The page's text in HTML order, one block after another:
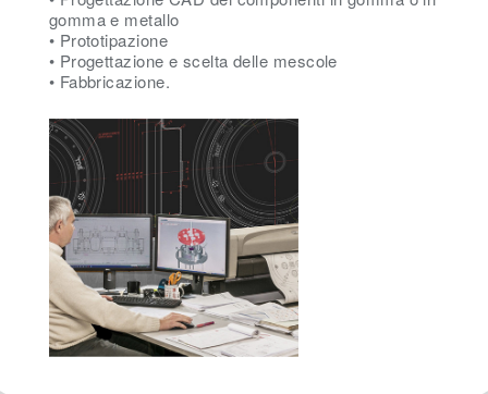
gomma e metallo
• Prototipazione
• Progettazione e scelta delle mescole
• Fabbricazione.